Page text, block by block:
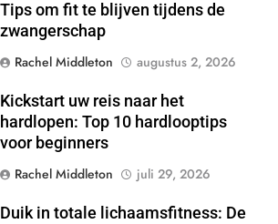
Tips om fit te blijven tijdens de
zwangerschap
Rachel Middleton
augustus 2, 2026
Kickstart uw reis naar het
hardlopen: Top 10 hardlooptips
voor beginners
Rachel Middleton
juli 29, 2026
Duik in totale lichaamsfitness: De